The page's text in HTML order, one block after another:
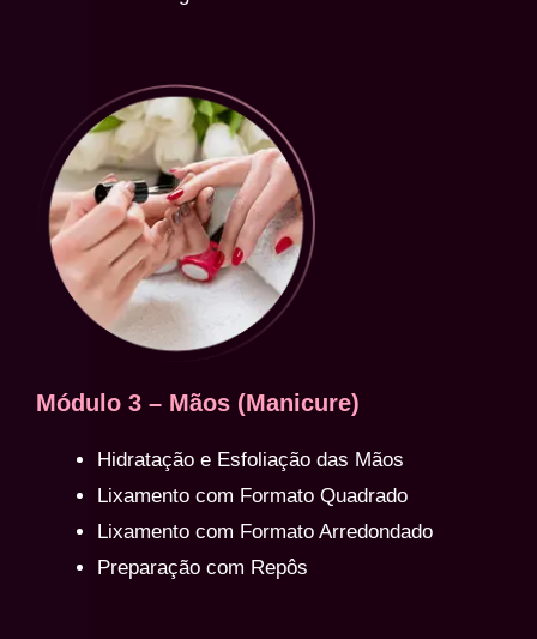
Módulo 3 – Mãos (Manicure)
Hidratação e Esfoliação das Mãos
Lixamento com Formato Quadrado
Lixamento com Formato Arredondado
Preparação com Repôs